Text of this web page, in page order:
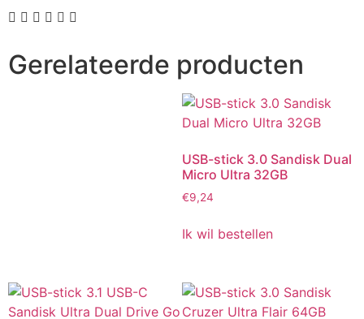
Gerelateerde producten
USB-stick 3.0 Sandisk Dual
Micro Ultra 32GB
€9,24
Ik wil bestellen